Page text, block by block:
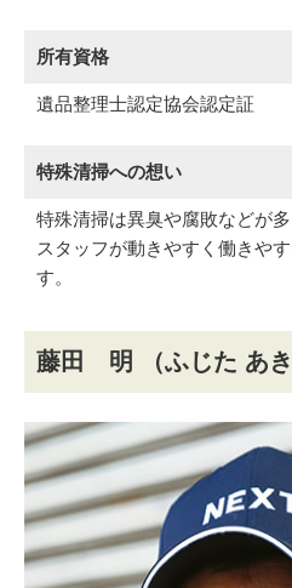
所有資格
遺品整理士認定協会認定証
特殊清掃への想い
特殊清掃は異臭や腐敗などが
スタッフが動きやすく働きや
す。
藤田 明 （ふじた あき